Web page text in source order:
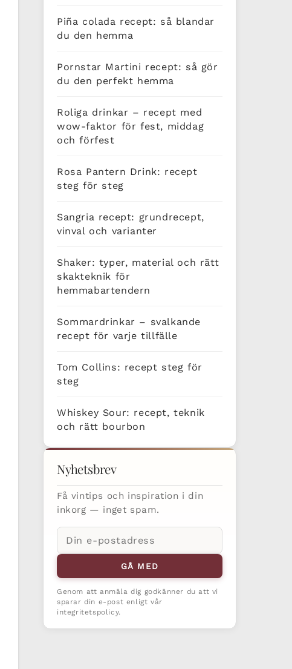
Piña colada recept: så blandar
du den hemma
Pornstar Martini recept: så gör
du den perfekt hemma
Roliga drinkar – recept med
wow-faktor för fest, middag
och förfest
Rosa Pantern Drink: recept
steg för steg
Sangria recept: grundrecept,
vinval och varianter
Shaker: typer, material och rätt
skakteknik för
hemmabartendern
Sommardrinkar – svalkande
recept för varje tillfälle
Tom Collins: recept steg för
steg
Whiskey Sour: recept, teknik
och rätt bourbon
Nyhetsbrev
Få vintips och inspiration i din
inkorg — inget spam.
E-
postadress
GÅ MED
Genom att anmäla dig godkänner du att vi
sparar din e-post enligt vår
integritetspolicy.